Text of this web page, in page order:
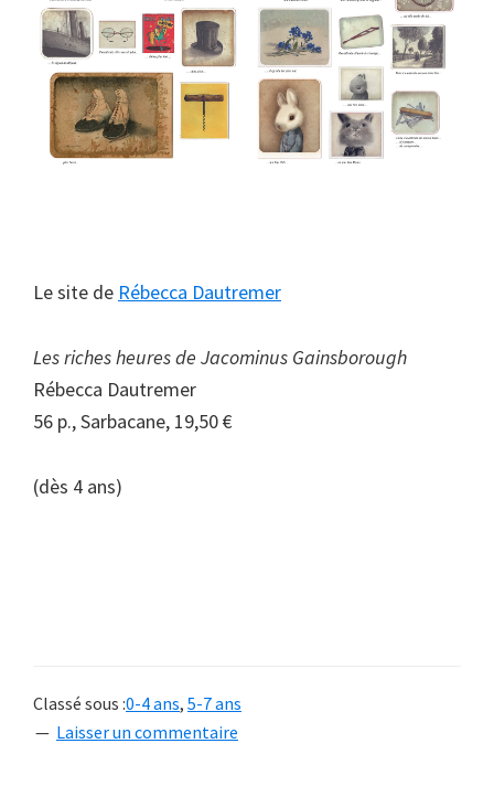
Le site de Rébecca Dautremer
Les riches heures de Jacominus Gainsborough
Rébecca Dautremer
56 p., Sarbacane, 19,50 €
(dès 4 ans)
Classé sous :0-4 ans, 5-7 ans
Laisser un commentaire